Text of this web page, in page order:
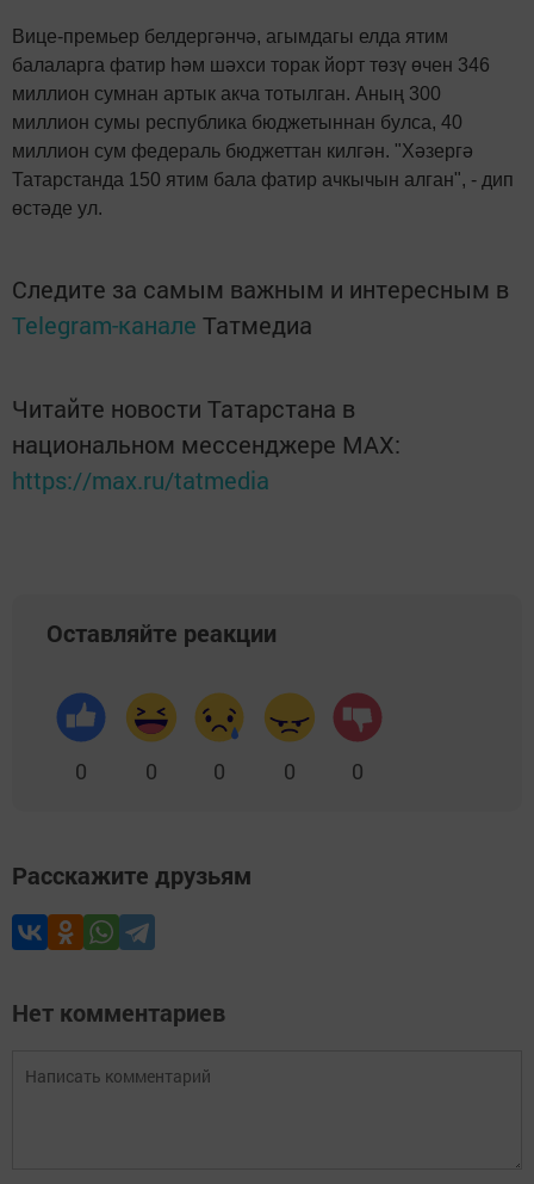
Вице-премьер белдергәнчә, агымдагы елда ятим
балаларга фатир һәм шәхси торак йорт төзү өчен 346
миллион сумнан артык акча тотылган. Аның 300
миллион сумы республика бюджетыннан булса, 40
миллион сум федераль бюджеттан килгән. "Хәзергә
Татарстанда 150 ятим бала фатир ачкычын алган", - дип
өстәде ул.
Следите за самым важным и интересным в
Telegram-канале Татмедиа
Читайте новости Татарстана в
национальном мессенджере MАХ:
https://max.ru/tatmedia
Оставляйте реакции
0 0 0 0 0
Расскажите друзьям
Нет комментариев